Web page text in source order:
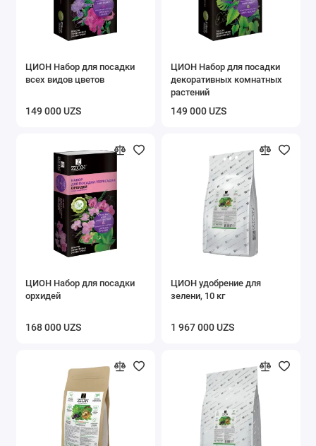
ЦИОН Набор для посадки
всех видов цветов
149 000 UZS
ЦИОН Набор для посадки
декоративных комнатных
растений
149 000 UZS
ЦИОН Набор для посадки
орхидей
168 000 UZS
ЦИОН удобрение для
зелени, 10 кг
1 967 000 UZS